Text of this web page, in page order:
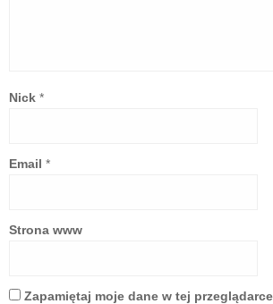
Nick *
Email *
Strona www
Zapamiętaj moje dane w tej